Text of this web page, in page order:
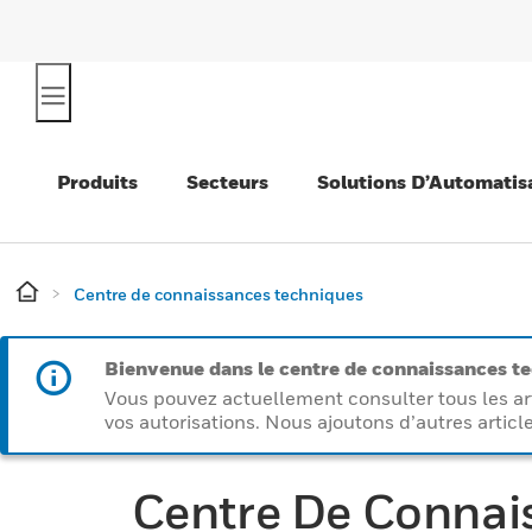
Produits Secteurs Solutions
Centre de connaissances techniques
Bienvenue dans le centre de connaissances
Vous pouvez actuellement consulter tous les
vos autorisations. Nous ajoutons d’autres
Centre De